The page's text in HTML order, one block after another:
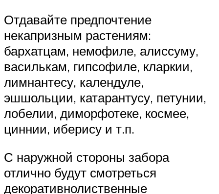
Отдавайте предпочтение
некапризным растениям:
бархатцам, немофиле, алиссуму,
василькам, гипсофиле, кларкии,
лимнантесу, календуле,
эшшольции, катарантусу, петунии,
лобелии, диморфотеке, космее,
циннии, иберису и т.п.
С наружной стороны забора
отлично будут смотреться
декоративнолиственные